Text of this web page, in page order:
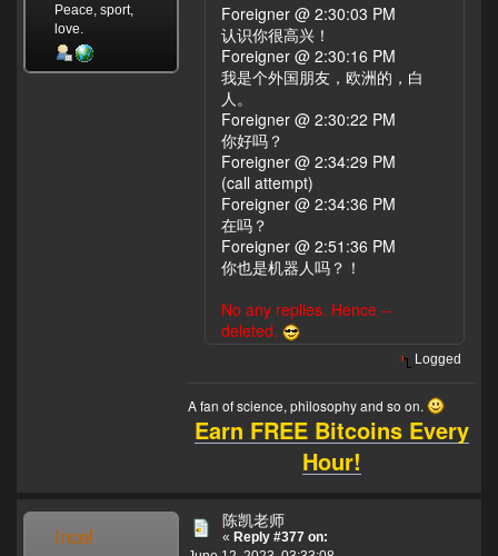
Peace, sport,
love.
Foreigner @ 2:30:03 PM
认识你很高兴！
Foreigner @ 2:30:16 PM
我是个外国朋友，欧洲的，白
人。
Foreigner @ 2:30:22 PM
你好吗？
Foreigner @ 2:34:29 PM
(call attempt)
Foreigner @ 2:34:36 PM
在吗？
Foreigner @ 2:51:36 PM
你也是机器人吗？！
No any replies. Hence --
deleted.
Logged
A fan of science, philosophy and so on.
Earn FREE Bitcoins Every
Hour!
Incel
陈凯老师
« Reply #377 on: